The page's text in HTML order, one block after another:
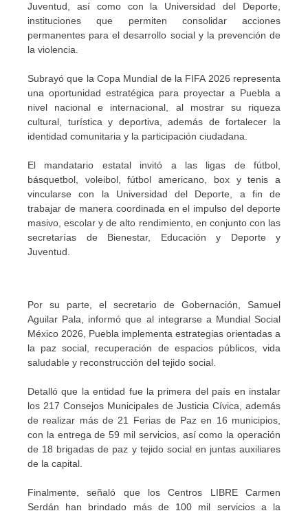
Juventud, así como con la Universidad del Deporte,
instituciones que permiten consolidar acciones
permanentes para el desarrollo social y la prevención de
la violencia.
Subrayó que la Copa Mundial de la FIFA 2026 representa
una oportunidad estratégica para proyectar a Puebla a
nivel nacional e internacional, al mostrar su riqueza
cultural, turística y deportiva, además de fortalecer la
identidad comunitaria y la participación ciudadana.
El mandatario estatal invitó a las ligas de fútbol,
básquetbol, voleibol, fútbol americano, box y tenis a
vincularse con la Universidad del Deporte, a fin de
trabajar de manera coordinada en el impulso del deporte
masivo, escolar y de alto rendimiento, en conjunto con las
secretarías de Bienestar, Educación y Deporte y
Juventud.
Por su parte, el secretario de Gobernación, Samuel
Aguilar Pala, informó que al integrarse a Mundial Social
México 2026, Puebla implementa estrategias orientadas a
la paz social, recuperación de espacios públicos, vida
saludable y reconstrucción del tejido social.
Detalló que la entidad fue la primera del país en instalar
los 217 Consejos Municipales de Justicia Cívica, además
de realizar más de 21 Ferias de Paz en 16 municipios,
con la entrega de 59 mil servicios, así como la operación
de 18 brigadas de paz y tejido social en juntas auxiliares
de la capital.
Finalmente, señaló que los Centros LIBRE Carmen
Serdán han brindado más de 100 mil servicios a la